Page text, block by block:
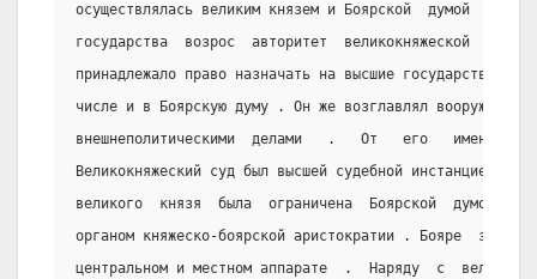
осуществлялась великим князем и Боярской  думой  .  С
государства  возрос  авторитет  великокняжеской
принадлежало право назначать на высшие
числе и в Боярскую думу . Он же возглавлял
внешнеполитическими  делами   .   От   его   имени
Великокняжеский суд был высшей судебной инстанцией .
великого  князя  была  ограничена  Боярской  думой  ,
органом княжеско-боярской аристократии . Бояре
центральном и местном аппарате  .  Наряду  с  великим